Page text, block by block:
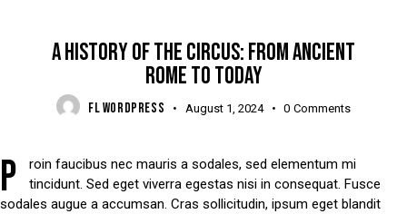
A HISTORY OF THE CIRCUS: FROM ANCIENT
ROME TO TODAY
FL WORDPRESS August 1, 2024 0 Comments
P
roin faucibus nec mauris a sodales, sed elementum mi
tincidunt. Sed eget viverra egestas nisi in consequat. Fusce
sodales augue a accumsan. Cras sollicitudin, ipsum eget blandit